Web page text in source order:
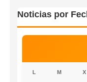
Noticias por
L M X